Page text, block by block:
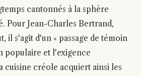
cantonnés à la sphère
Pour Jean-Charles Bertrand,
il s'agit d'un « passage de témoin
populaire et l'exigence
cuisine créole acquiert ainsi les